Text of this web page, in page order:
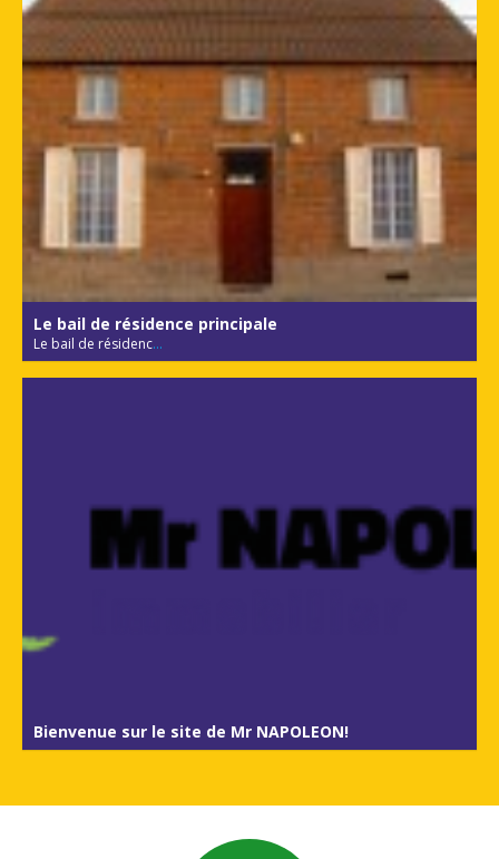
Le bail de résidence principale
Le bail de résidenc...
Bienvenue sur le site de Mr NAPOLEON!